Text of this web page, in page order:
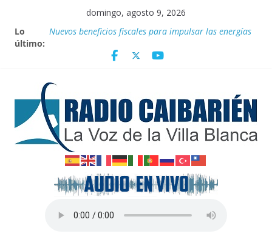
contenido
domingo, agosto 9, 2026
Lo
último:
Nuevos beneficios fiscales para impulsar las energías
Nota oficial del Gobierno Provincial de Villa Clara
Por el pedraplén en cita con la historia